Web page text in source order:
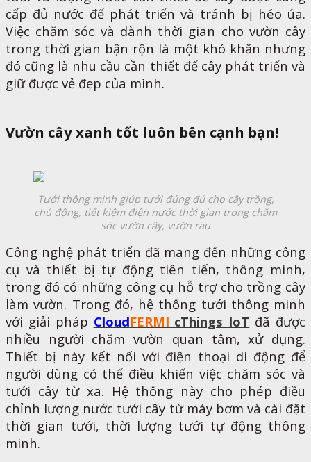
cấp đủ nước để phát triển và tránh bị héo úa.
Việc chăm sóc và dành thời gian cho vườn cây
trong thời gian bận rộn là một khó khăn nhưng
đó cũng là nhu cầu cần thiết để cây phát triển và
giữ được vẻ đẹp của mình.
Vườn cây xanh tốt luôn bên cạnh bạn!
Tưới thông minh giúp tưới đúng đủ cho cây trồng,
chủ động, tiết kiệm điện nước thời gian trong chăm
sóc vườn cây, vườn rau
Công nghệ phát triển đã mang đến những công
cụ và thiết bị tự động tiên tiến, thông minh,
trong đó có những công cụ hỗ trợ cho trồng cây
làm vườn. Trong đó, hệ thống tưới thông minh
với giải pháp CloudFERMI cThings IoT đã được
nhiều người chăm vườn quan tâm, xử dụng.
Thiết bị này kết nối với điện thoại di động để
người dùng có thể điều khiển việc chăm sóc và
tưới cây từ xa. Hệ thống này cho phép điều
chỉnh lượng nước tưới cây từ máy bơm và cài đặt
thời gian tưới, thời lượng tưới tự động thông
minh.